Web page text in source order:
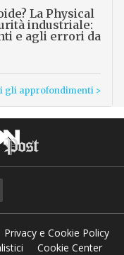
La Physical
industriale:
e agli errori da
gli approfondimenti >
Privacy e Cookie Policy
Cookie Center